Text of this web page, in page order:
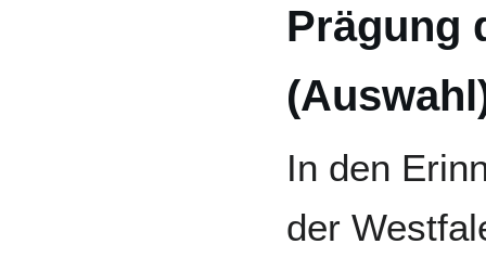
Prägung
In den
der